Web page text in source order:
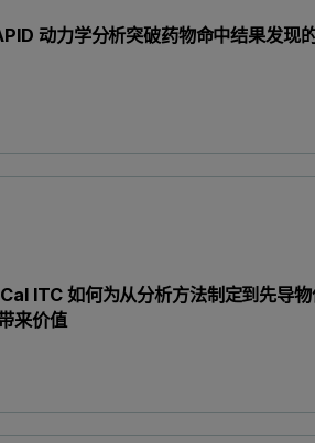
动力学分析突破药物命中结果发现
ITC 如何为从分析方法制定到先导物
来价值